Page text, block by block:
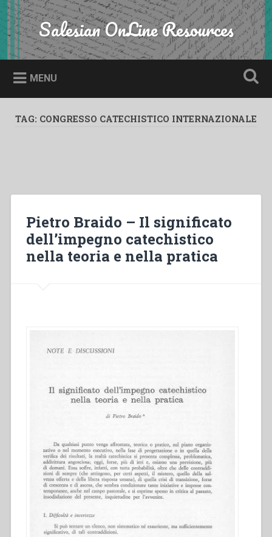
Skip
to
content
Search Salesian OnLine Resources
MENU
TAG: CONGRESSO CATECHISTICO INTERNAZIONALE
Pietro Braido – Il significato
dell’impegno catechistico
nella teoria e nella pratica